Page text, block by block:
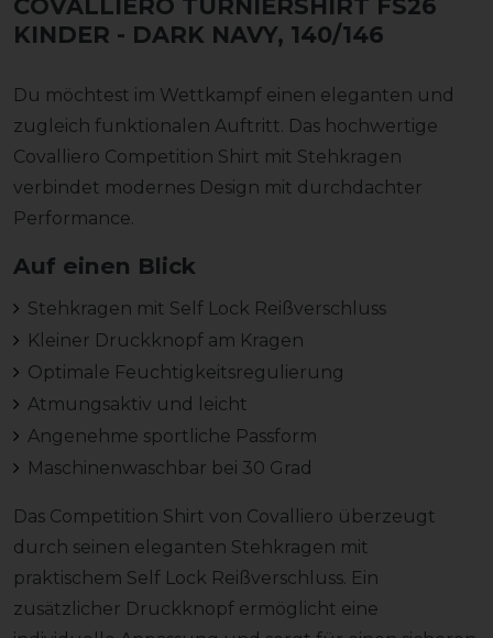
COVALLIERO TURNIERSHIRT FS26
KINDER - DARK NAVY, 140/146
Du möchtest im Wettkampf einen eleganten und
zugleich funktionalen Auftritt. Das hochwertige
Covalliero Competition Shirt mit Stehkragen
verbindet modernes Design mit durchdachter
Performance.
Auf einen Blick
Stehkragen mit Self Lock Reißverschluss
Kleiner Druckknopf am Kragen
Optimale Feuchtigkeitsregulierung
Atmungsaktiv und leicht
Angenehme sportliche Passform
Maschinenwaschbar bei 30 Grad
Das Competition Shirt von Covalliero überzeugt
durch seinen eleganten Stehkragen mit
praktischem Self Lock Reißverschluss. Ein
zusätzlicher Druckknopf ermöglicht eine